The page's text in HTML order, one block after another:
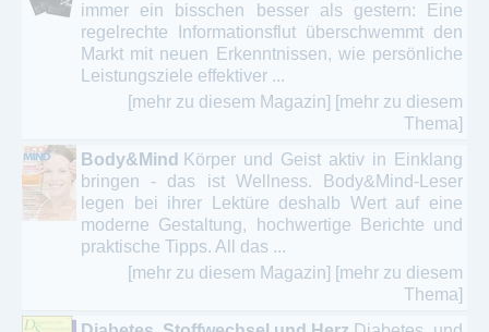
immer ein bisschen besser als gestern: Eine
regelrechte Informationsflut überschwemmt den
Markt mit neuen Erkenntnissen, wie persönliche
Leistungsziele effektiver ...
[mehr zu diesem Magazin] [mehr zu diesem
Thema]
Body&Mind
Körper und Geist aktiv in Einklang
bringen - das ist Wellness. Body&Mind-Leser
legen bei ihrer Lektüre deshalb Wert auf eine
moderne Gestaltung, hochwertige Berichte und
praktische Tipps. All das ...
[mehr zu diesem Magazin] [mehr zu diesem
Thema]